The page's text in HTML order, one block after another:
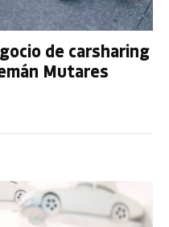
de carsharing
Mutares